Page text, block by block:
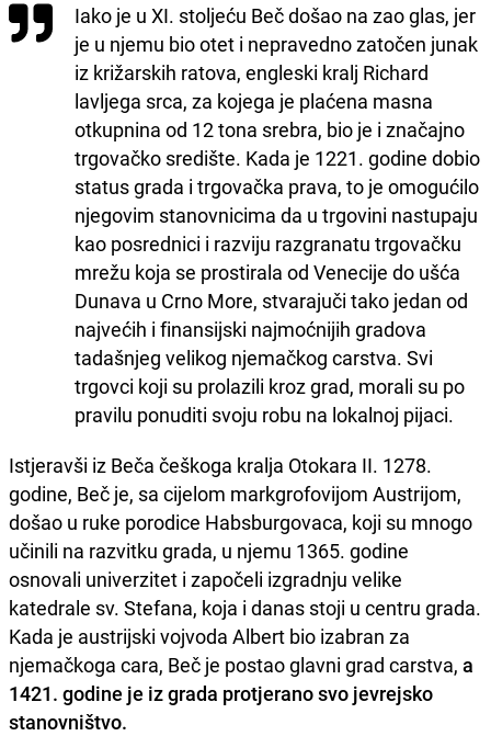
Iako je u XI. stoljeću Beč došao na zao glas, jer
je u njemu bio otet i nepravedno zatočen junak
iz križarskih ratova, engleski kralj Richard
lavljega srca, za kojega je plaćena masna
otkupnina od 12 tona srebra, bio je i značajno
trgovačko središte. Kada je 1221. godine dobio
status grada i trgovačka prava, to je omogućilo
njegovim stanovnicima da u trgovini nastupaju
kao posrednici i razviju razgranatu trgovačku
mrežu koja se prostirala od Venecije do ušća
Dunava u Crno More, stvarajuči tako jedan od
najvećih i finansijski najmoćnijih gradova
tadašnjeg velikog njemačkog carstva. Svi
trgovci koji su prolazili kroz grad, morali su po
pravilu ponuditi svoju robu na lokalnoj pijaci.
Istjeravši iz Beča češkoga kralja Otokara II. 1278.
godine, Beč je, sa cijelom markgrofovijom Austrijom,
došao u ruke porodice Habsburgovaca, koji su mnogo
učinili na razvitku grada, u njemu 1365. godine
osnovali univerzitet i započeli izgradnju velike
katedrale sv. Stefana, koja i danas stoji u centru grada.
Kada je austrijski vojvoda Albert bio izabran za
njemačkoga cara, Beč je postao glavni grad carstva, a
1421. godine je iz grada protjerano svo jevrejsko
stanovništvo.